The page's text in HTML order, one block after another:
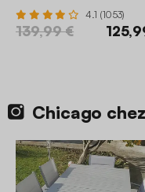
4.1 (1053)
139,99 €
Chicago